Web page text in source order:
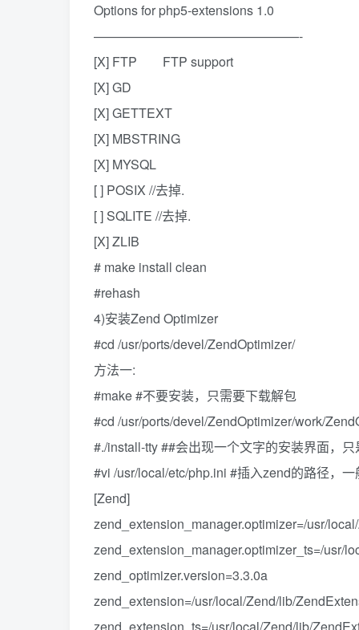
Options for php5-extensions 1.0
————————————————-
[X] FTP FTP support
[X] GD
[X] GETTEXT
[X] MBSTRING
[X] MYSQL
[ ] POSIX //去掉.
[ ] SQLITE //去掉.
[X] ZLIB
# make install clean
#rehash
4)安装Zend Optimizer
#cd /usr/ports/devel/ZendOptimizer/
方法一:
#make #不要安装，只需要下载解包
#cd /usr/ports/devel/ZendOptimizer/work/
#./install-tty ##会出现一个文字的安装界面，
#vi /usr/local/etc/php.ini #插入zend的路径，
[Zend]
zend_extension_manager.optimizer=/usr/
zend_extension_manager.optimizer_ts=/usr/
zend_optimizer.version=3.3.0a
zend_extension=/usr/local/Zend/lib/